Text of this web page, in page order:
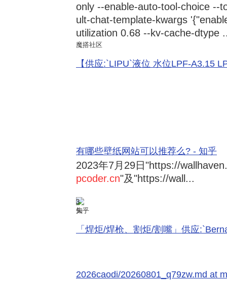
only --enable-auto-tool-choice --
ult-chat-template-kwargs
utilization 0.68 --kv-cache-dtype
魔搭社区
【供应:`LIPU`液位 水位LPF-A3.15
有哪些壁纸网站可以推荐么? - 知乎
2023年7月29日 "https://
pcoder.cn"及"https://wall...
3
知乎
「焊炬/焊枪、割炬/割嘴」供应
2026caodi/20260801_q79zw.md at